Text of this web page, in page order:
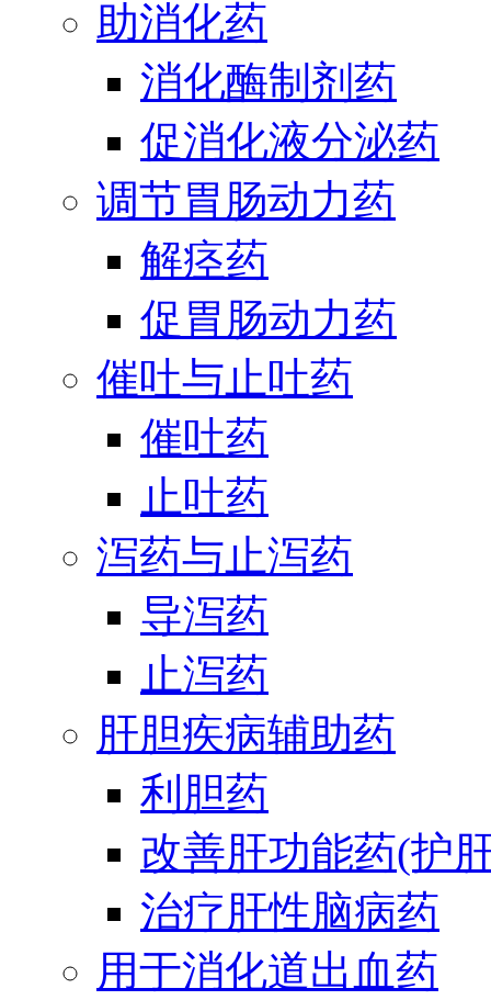
助消化药
消化酶制剂药
促消化液分泌药
调节胃肠动力药
解痉药
促胃肠动力药
催吐与止吐药
催吐药
止吐药
泻药与止泻药
导泻药
止泻药
肝胆疾病辅助药
利胆药
改善肝功能药(护
治疗肝性脑病药
用于消化道出血药